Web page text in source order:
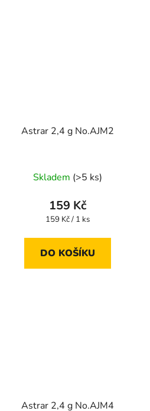
Astrar 2,4 g No.AJM2
Skladem (>5 ks)
159 Kč
Měrná
159 Kč / 1 ks
DO KOŠÍKU
Astrar 2,4 g No.AJM4